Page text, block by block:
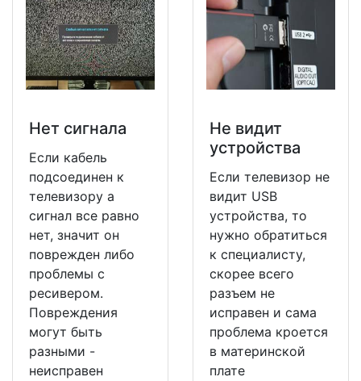
Нет сигнала
Если кабель
подсоединен к
телевизору а
сигнал все равно
нет, значит он
поврежден либо
проблемы с
ресивером.
Повреждения
могут быть
разными -
неисправен
Не видит
устройства
Если телевизор не
видит USB
устройства, то
нужно обратиться
к специалисту,
скорее всего
разъем не
исправен и сама
проблема кроется
в материнской
плате